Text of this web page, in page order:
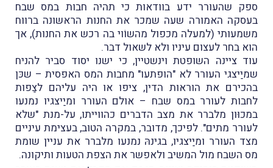
ספק שהעורר ידע בוודאות כי תהיה חבות במס שבח
בעסקה האמורה שעה שמכר את החנות הראשונה ברווח
משמעותי (למעלה מכפול מהשוֹוי בה רכש את החנות), אך
הוא בחר לעצום עיניו ולא לשאול דבר.
עוד ציינה השופטת וינשטיין, כי ישנו יסוד סביר להניח
שמיַיצגי העורר לא "הופתעו" מחבות המס האפסית – שכּן
בהכירם את הוראות הדין, ציפו או היה עליהם לצַפות
לחבות לעורר במס שבח – אולם העורר ומיַיצגיו נמנעו
במכוּון מלברר את מצב הדברים כהווייתו, על-מנת "שלא
לעורר מתים". לפיכך, מדובר, במקרה הטוב, בעצימת עיניים
מצד העורר ומיַיצגיו, בגינהּ נמנעו מלברר את עניין שומת
מס השבח מול המשיב ולאפשר את הצפת הטעות ותיקונה.